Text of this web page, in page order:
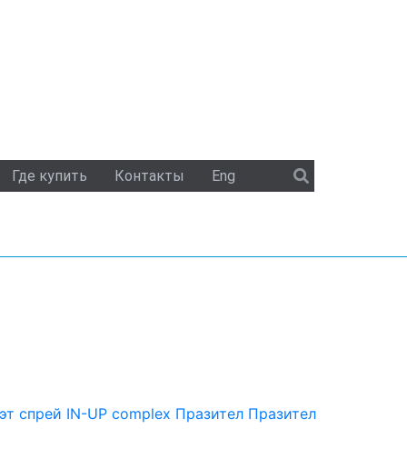
Где купить Контакты Eng
спрей IN-UP complex Празител Празител